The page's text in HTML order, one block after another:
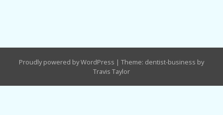
Proudly powered by WordPress | Theme: dentist-business by
Travis Taylor